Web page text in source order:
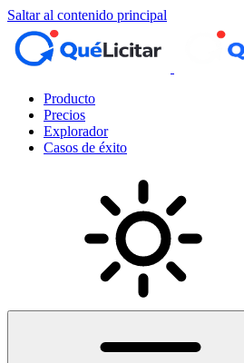
Saltar al contenido principal
Producto
Precios
Explorador
Casos de éxito